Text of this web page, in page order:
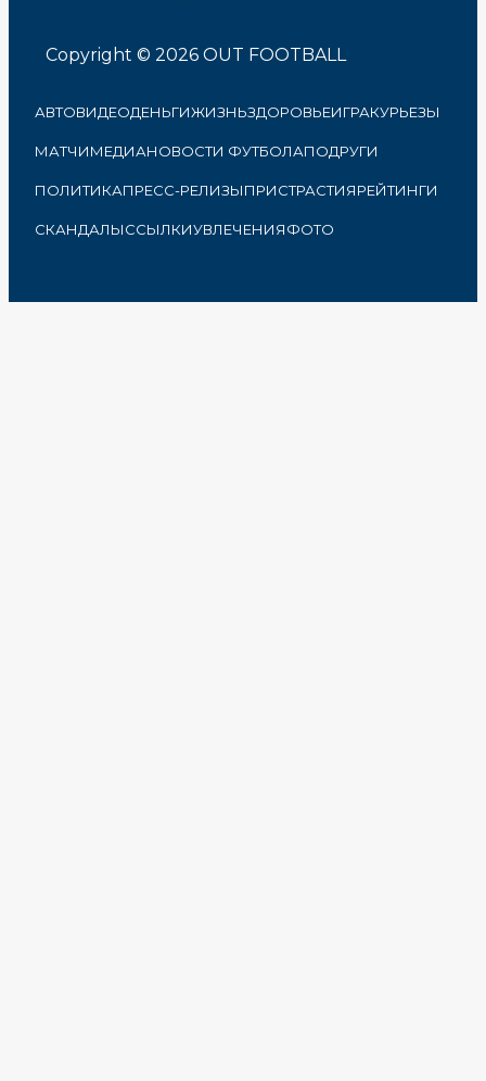
Copyright © 2026 OUT FOOTBALL
АВТОВИДЕОДЕНЬГИЖИЗНЬЗДОРОВЬЕИГРАКУРЬЕЗЫ
МАТЧИМЕДИАНОВОСТИ ФУТБОЛАПОДРУГИ
ПОЛИТИКАПРЕСС-РЕЛИЗЫПРИСТРАСТИЯРЕЙТИНГИ
СКАНДАЛЫССЫЛКИУВЛЕЧЕНИЯФОТО